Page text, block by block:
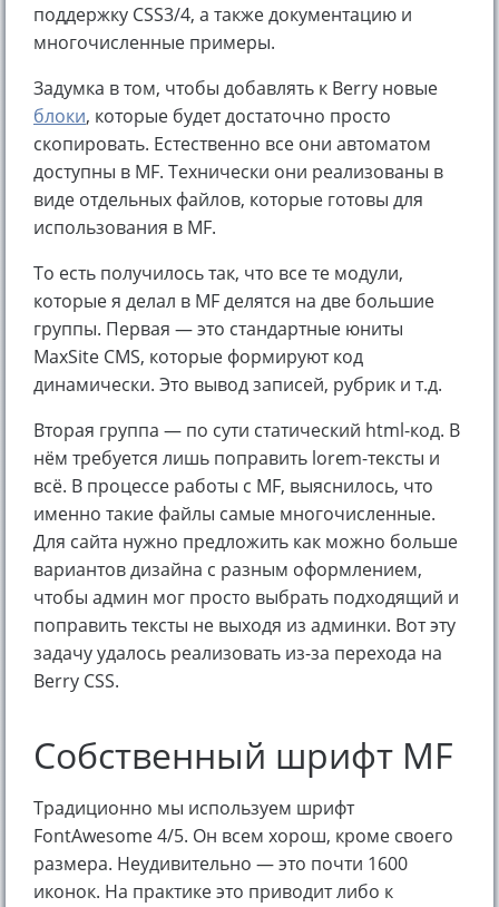
поддержку CSS3/4, а также документацию и
многочисленные примеры.
Задумка в том, чтобы добавлять к Berry новые
блоки, которые будет достаточно просто
скопировать. Естественно все они автоматом
доступны в MF. Технически они реализованы в
виде отдельных файлов, которые готовы для
использования в MF.
То есть получилось так, что все те модули,
которые я делал в MF делятся на две большие
группы. Первая — это стандартные юниты
MaxSite CMS, которые формируют код
динамически. Это вывод записей, рубрик и т.д.
Вторая группа — по сути статический html-код. В
нём требуется лишь поправить lorem-тексты и
всё. В процессе работы с MF, выяснилось, что
именно такие файлы самые многочисленные.
Для сайта нужно предложить как можно больше
вариантов дизайна с разным оформлением,
чтобы админ мог просто выбрать подходящий и
поправить тексты не выходя из админки. Вот эту
задачу удалось реализовать из-за перехода на
Berry CSS.
Собственный шрифт MF
Традиционно мы используем шрифт
FontAwesome 4/5. Он всем хорош, кроме своего
размера. Неудивительно — это почти 1600
иконок. На практике это приводит либо к